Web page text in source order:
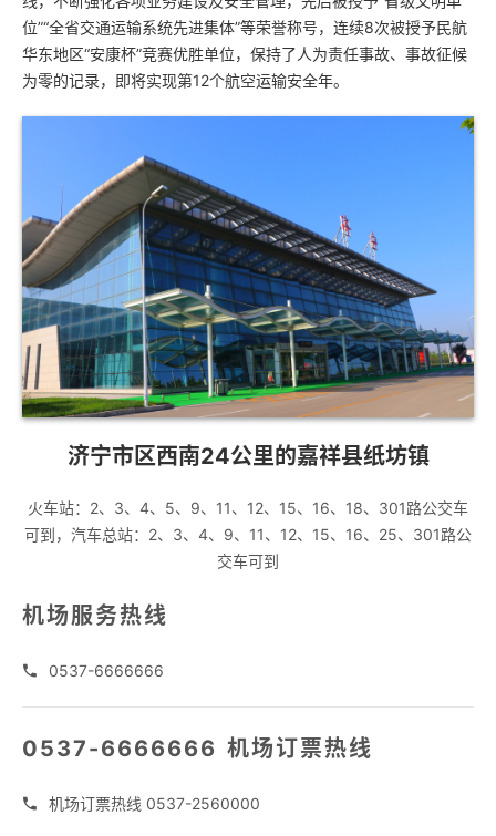
位”“全省交通运输系统先进集体”等荣誉称号，连续8次被授予民航
华东地区“安康杯”竞赛优胜单位，保持了人为责任事故、事故征候
为零的记录，即将实现第12个航空运输安全年。
济宁市区西南24公里的嘉祥县纸坊镇
火车站：2、3、4、5、9、11、12、15、16、18、301路公交车
可到，汽车总站：2、3、4、9、11、12、15、16、25、301路公
交车可到
机场服务热线
󦌑 0537-6666666
0537-6666666 机场订票热线
󦌑 机场订票热线 0537-2560000